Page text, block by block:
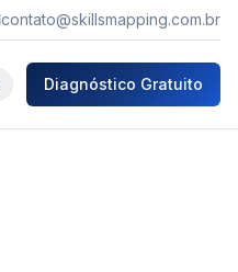
contato@skillsmapping.com.br
Diagnóstico Gratuito